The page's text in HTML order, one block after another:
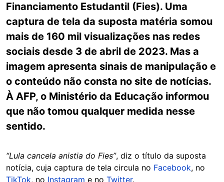
Financiamento Estudantil (Fies). Uma
captura de tela da suposta matéria somou
mais de 160 mil visualizações nas redes
sociais desde 3 de abril de 2023. Mas a
imagem apresenta sinais de manipulação e
o conteúdo não consta no site de notícias.
À AFP, o Ministério da Educação informou
que não tomou qualquer medida nesse
sentido.
“Lula cancela anistia do Fies”, diz o título da suposta
notícia, cuja captura de tela circula no Facebook, no
TikTok, no Instagram e no Twitter.